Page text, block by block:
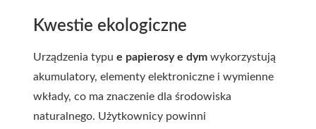
Kwestie ekologiczne
Urządzenia typu e papierosy e dym wykorzystują
akumulatory, elementy elektroniczne i wymienne
wkłady, co ma znaczenie dla środowiska
naturalnego. Użytkownicy powinni